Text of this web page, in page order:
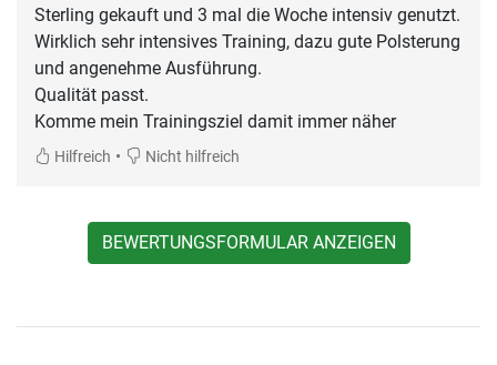
Sterling gekauft und 3 mal die Woche intensiv genutzt.
Wirklich sehr intensives Training, dazu gute Polsterung
und angenehme Ausführung.
Qualität passt.
Hilfreich • Nicht hilfreich
BEWERTUNGSFORMULAR ANZEIGEN